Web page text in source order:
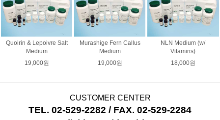
Quoirin & Lepoivre Salt
Medium
19,000원
Murashige Fern Callus
Medium
19,000원
NLN Medium (w/
Vitamins)
18,000원
CUSTOMER CENTER
TEL. 02-529-2282 / FAX. 02-529-2284